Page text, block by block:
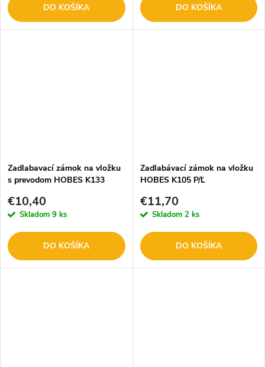
DO KOŠÍKA DO KOŠÍKA
Zadlabavací zámok na vložku
s prevodom HOBES K133
€10,40
Skladom 9 ks
DO KOŠÍKA
Zadlabávací zámok na vložku
HOBES K105 P/Ľ
€11,70
Skladom 2 ks
DO KOŠÍKA